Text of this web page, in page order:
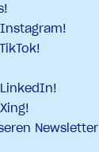
Newsletter